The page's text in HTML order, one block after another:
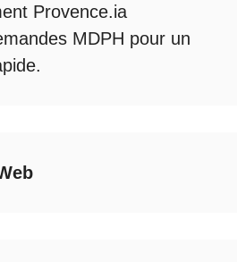
Provence.ia
MDPH pour un